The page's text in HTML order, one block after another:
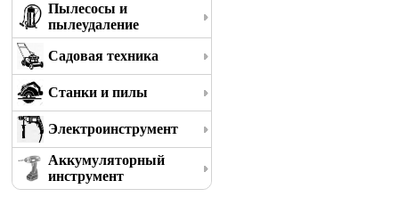
Пылесосы и
пылеудаление
Садовая техника
Станки и пилы
Электроинструмент
Аккумуляторный
инструмент